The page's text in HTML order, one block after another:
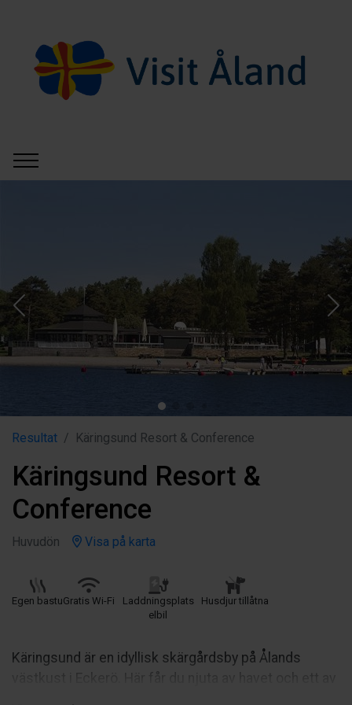
Resultat Käringsund Resort & Conference
Käringsund Resort &
Conference
Huvudön Visa på karta
Egen bastuGratis Wi-Fi
Laddningsplats
elbil
Husdjur tillåtna
Käringsund är en idyllisk skärgårdsby på Ålands